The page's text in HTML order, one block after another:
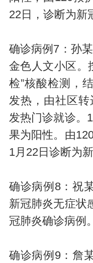
22日，诊断为新
确诊病例7：孙
金色人文小区。
检”核酸检测，
发热，由社区
发热门诊就诊。
果为阳性。由
1月22日诊断为
确诊病例8：祝
新冠肺炎无症状
冠肺炎确诊病例。
确诊病例9：詹